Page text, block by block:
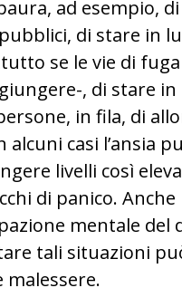
ad esempio,
di stare in
se le vie di
, di stare in
in fila, di
alcuni casi l’ansia
livelli così
di panico. Anche
mentale del
tali situazioni
malessere.